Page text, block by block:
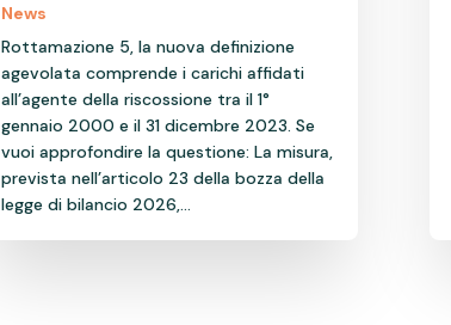
News
Rottamazione 5, la nuova definizione
agevolata comprende i carichi affidati
all’agente della riscossione tra il 1°
gennaio 2000 e il 31 dicembre 2023. Se
vuoi approfondire la questione: La misura,
prevista nell’articolo 23 della bozza della
legge di bilancio 2026,...